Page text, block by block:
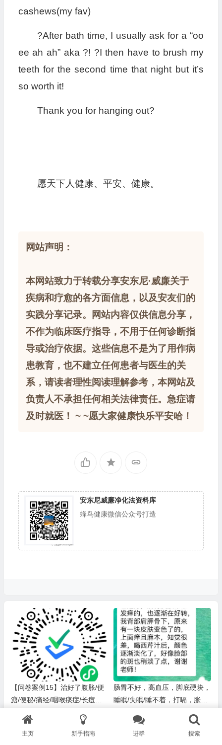
cashews(my fav)
?After bath time, I usually ask for a “oo
ee ah ah” aka ?! ?I then have to brush my
teeth for the second time that night but it’s
so worth it!
Thank you for hanging out?
愿天下人健康、平安、健康。
网站声明：
本网站致力于转载分享安东尼·威廉关于
疾病和疗愈的各方面信息，以及安友们的
实践分享记录。网站内容仅供信息分享，
不作为临床医疗指导，不用于任何诊断指
导或治疗依据。这些信息不是为了用作病
患教育，也不建立任何患者与医生的关
系，请读者理性阅读理解参考，本网站及
负责人不承担任何相关法律责任。急症请
及时就医！ ~ ~愿大家健康快乐平安哈！
安东尼威廉净化法资料库
蜂鸟健康微信公众号打造
【问卷案例15】治好了腹胀/便
溏/便秘/痛经/咽喉痰症/长痘；
痒）
肠胃不好，高血压，脚底硬块，
睡眠/失眠/睡不着，打嗝，胀气
主页 新手指南 进群 搜索